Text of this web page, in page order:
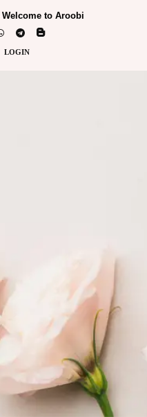
Welcome to Aroobi
LOGIN